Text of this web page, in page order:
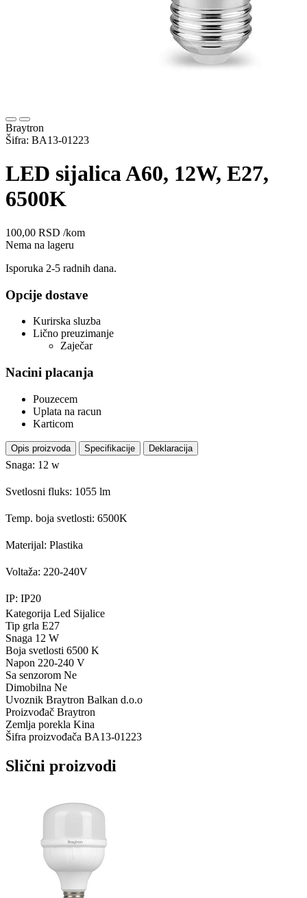
Braytron
Šifra: BA13-01223
LED sijalica A60, 12W, E27,
6500K
100,00 RSD /kom
Nema na lageru
Isporuka 2-5 radnih dana.
Opcije dostave
Kurirska sluzba
Lično preuzimanje
Zaječar
Nacini placanja
Pouzecem
Uplata na racun
Karticom
Opis proizvoda Specifikacije Deklaracija
Snaga: 12 w
Svetlosni fluks: 1055 lm
Temp. boja svetlosti: 6500K
Materijal: Plastika
Voltaža: 220-240V
IP: IP20
Kategorija Led Sijalice
Tip grla E27
Snaga 12 W
Boja svetlosti 6500 K
Napon 220-240 V
Sa senzorom Ne
Dimobilna Ne
Uvoznik Braytron Balkan d.o.o
Proizvođač Braytron
Zemlja porekla Kina
Šifra proizvođača BA13-01223
Slični proizvodi